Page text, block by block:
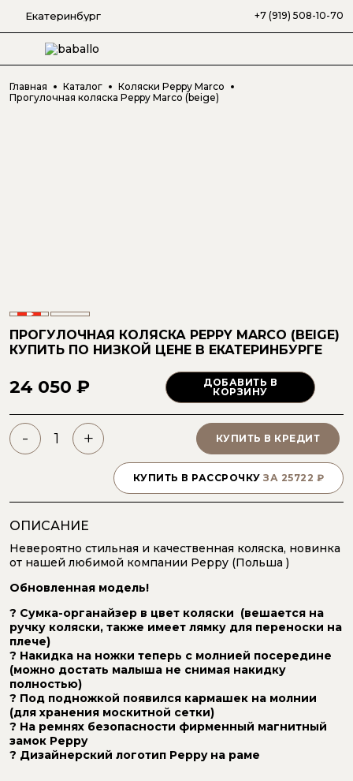
Екатеринбург +7 (919) 508-10-70
Главная Каталог
Коляски Peppy Marco
Прогулочная коляска Peppy Marco (beige)
ПРОГУЛОЧНАЯ КОЛЯСКА PEPPY MARCO (BEIGE)
КУПИТЬ ПО НИЗКОЙ ЦЕНЕ В ЕКАТЕРИНБУРГЕ
24 050 ₽
ДОБАВИТЬ В
КОРЗИНУ
- + КУПИТЬ В КРЕДИТ
КУПИТЬ В РАССРОЧКУ ЗА 25722 ₽
ОПИСАНИЕ
Невероятно стильная и качественная коляска, новинка
от нашей любимой компании Peppy (Польша )
Обновленная модель!
? Сумка-органайзер в цвет коляски (вешается на
ручку коляски, также имеет лямку для переноски на
плече)
? Накидка на ножки теперь с молнией посередине
(можно достать малыша не снимая накидку
полностью)
? Под подножкой появился кармашек на молнии
(для хранения москитной сетки)
? На ремнях безопасности фирменный магнитный
замок Peppy
? Дизайнерский логотип Peppy на раме